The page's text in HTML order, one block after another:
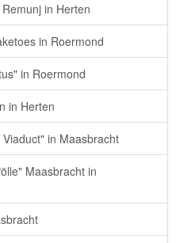
in Herten
in Roermond
in Roermond
in Herten
in Maasbracht
Maasbracht in